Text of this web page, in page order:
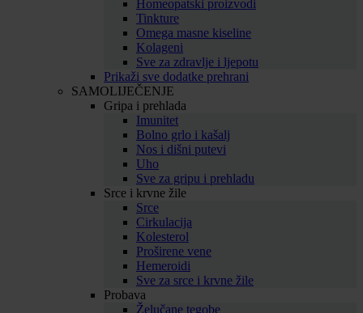
Homeopatski proizvodi
Tinkture
Omega masne kiseline
Kolageni
Sve za zdravlje i ljepotu
Prikaži sve dodatke prehrani
SAMOLIJEČENJE
Gripa i prehlada
Imunitet
Bolno grlo i kašalj
Nos i dišni putevi
Uho
Sve za gripu i prehladu
Srce i krvne žile
Srce
Cirkulacija
Kolesterol
Proširene vene
Hemeroidi
Sve za srce i krvne žile
Probava
Želučane tegobe